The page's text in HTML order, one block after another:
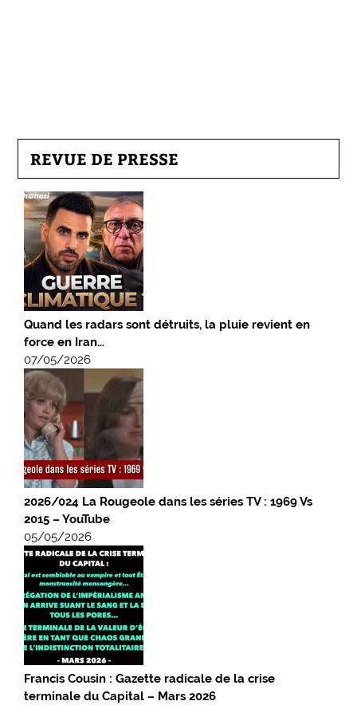
REVUE DE PRESSE
Quand les radars sont détruits, la pluie revient en
force en Iran…
07/05/2026
2026/024 La Rougeole dans les séries TV : 1969 Vs
2015 – YouTube
05/05/2026
Francis Cousin : Gazette radicale de la crise
terminale du Capital – Mars 2026